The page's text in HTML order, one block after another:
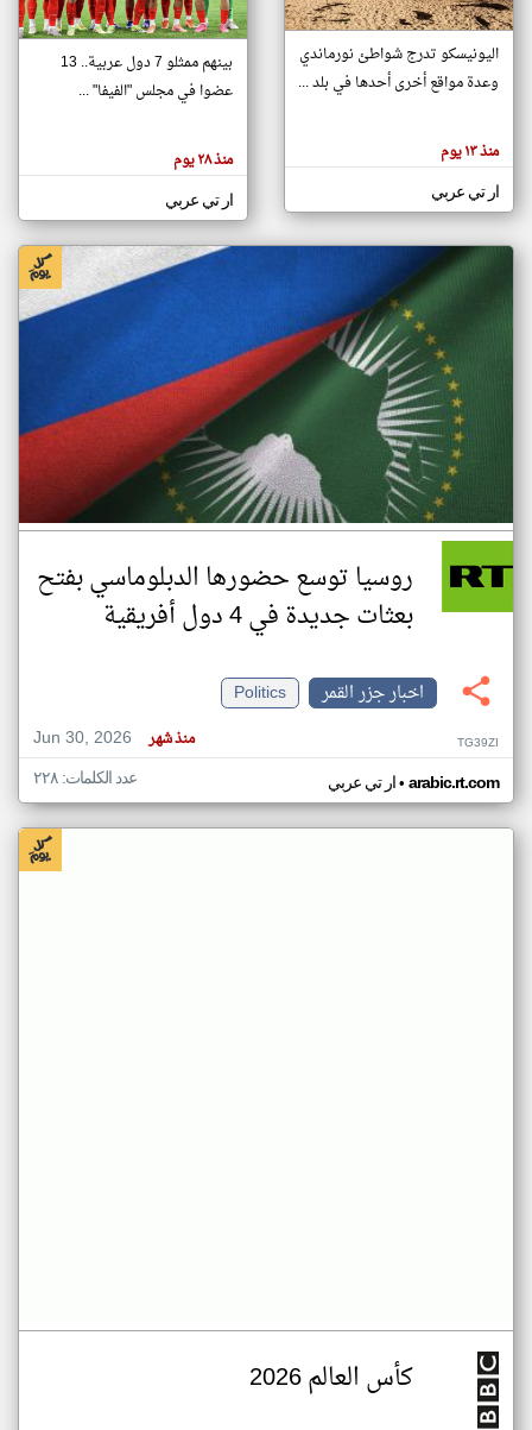
تغيير الدولة
اخبار جزر القمر على مدار الساعة
أهم اخبار جزر القمر العاجلة والمباشرة
هنا عن
وجهة
كاتبيها.
اليونيسكو تدرج شواطئ نورماندي
وعدة مواقع أخرى أحدها في بلد ...
منذ ١٣ يوم
ار تي عربي
بينهم ممثلو 7 دول عربية.. 13
عضوا في مجلس "الفيفا" ...
منذ ٢٨ يوم
ار تي عربي
روسيا توسع حضورها الدبلوماسي بفتح
بعثات جديدة في 4 دول أفريقية
اخبار جزر القمر
Politics
Jun 30, 2026
منذ شهر TG39ZI
ار تي عربي• arabic.rt.com عدد الكلمات: ٢٢٨
كأس العالم 2026
klyoum.com